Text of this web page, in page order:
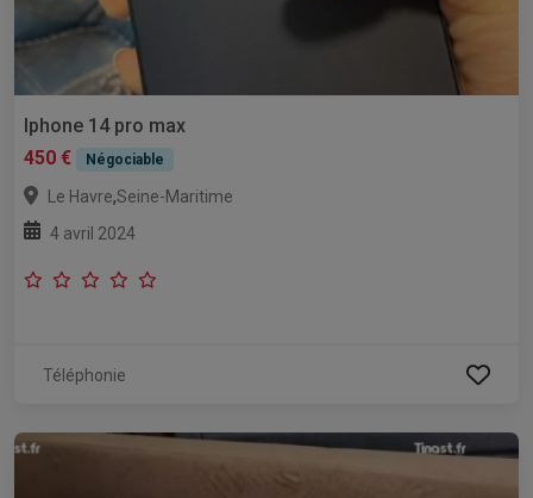
Iphone 14 pro max
450 €
Négociable
Le Havre,Seine-Maritime
4 avril 2024
Téléphonie